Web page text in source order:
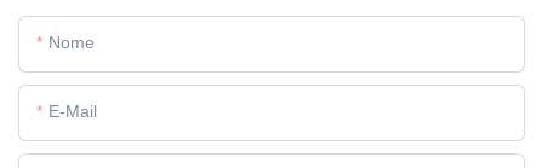
Nome
E-Mail